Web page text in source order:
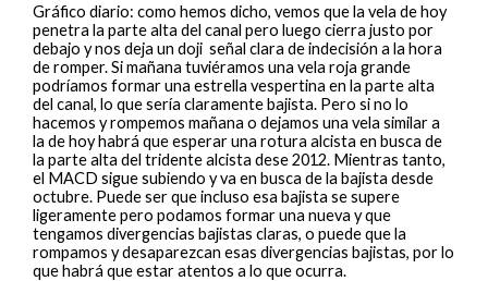
Gráfico diario: como hemos dicho, vemos que la vela de hoy
penetra la parte alta del canal pero luego cierra justo por
debajo y nos deja un doji señal clara de indecisión a la hora
de romper. Si mañana tuviéramos una vela roja grande
podríamos formar una estrella vespertina en la parte alta
del canal, lo que sería claramente bajista. Pero si no lo
hacemos y rompemos mañana o dejamos una vela similar a
la de hoy habrá que esperar una rotura alcista en busca de
la parte alta del tridente alcista dese 2012. Mientras tanto,
el MACD sigue subiendo y va en busca de la bajista desde
octubre. Puede ser que incluso esa bajista se supere
ligeramente pero podamos formar una nueva y que
tengamos divergencias bajistas claras, o puede que la
rompamos y desaparezcan esas divergencias bajistas, por lo
que habrá que estar atentos a lo que ocurra.